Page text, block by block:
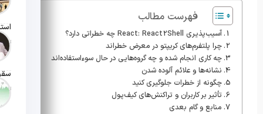
تاریخ
تاریخ
فهرست مطالب
آسیب‌پذیری React: React2Shell چه خطراتی دارد؟
چرا پلتفرم‌های کریپتو در معرض خطر‌اند
چه کاری انجام شده و چه گروه‌هایی در حال سوءاستفاده‌اند
نشانه‌ها و علائم آلوده شدن
چگونه از خطرات جلوگیری کنید
تأثیر بر کاربران و تراکنش‌های کیف‌پول
منابع و گام بعدی